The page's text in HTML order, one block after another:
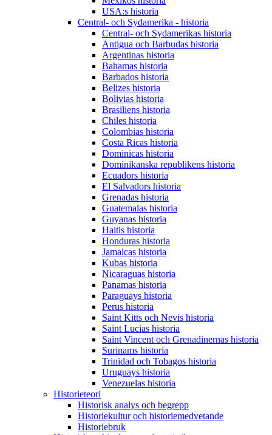
USA:s historia
Central- och Sydamerika - historia
Central- och Sydamerikas historia
Antigua och Barbudas historia
Argentinas historia
Bahamas historia
Barbados historia
Belizes historia
Bolivias historia
Brasiliens historia
Chiles historia
Colombias historia
Costa Ricas historia
Dominicas historia
Dominikanska republikens historia
Ecuadors historia
El Salvadors historia
Grenadas historia
Guatemalas historia
Guyanas historia
Haitis historia
Honduras historia
Jamaicas historia
Kubas historia
Nicaraguas historia
Panamas historia
Paraguays historia
Perus historia
Saint Kitts och Nevis historia
Saint Lucias historia
Saint Vincent och Grenadinernas historia
Surinams historia
Trinidad och Tobagos historia
Uruguays historia
Venezuelas historia
Historieteori
Historisk analys och begrepp
Historiekultur och historiemedvetande
Historiebruk